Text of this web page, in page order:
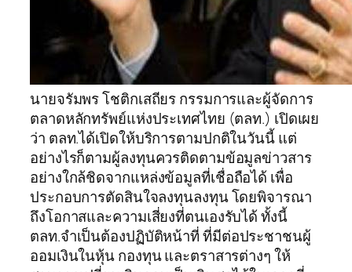
นายจรัมพร โชติกเสถียร กรรมการและผู้จัดการ
ตลาดหลักทรัพย์แห่งประเทศไทย (ตลท.) เปิดเผย
ว่า ตลท.ได้เปิดให้บริการตามปกติในวันนี้ แต่
อย่างไรก็ตามผู้ลงทุนควรติดตามข้อมูลข่าวสาร
อย่างใกล้ชิดจากแหล่งข้อมูลที่เชื่อถือได้ เพื่อ
ประกอบการตัดสินใจลงทุนลงทุน โดยพิจารณา
ถึงโอกาสและความเสี่ยงที่ตนเองรับได้ ทั้งนี้
ตลท.จำเป็นต้องปฏิบัติหน้าที่ ที่มีต่อประชาชนผู้
ออมเงินในหุ้น กองทุน และตราสารต่างๆ ให้